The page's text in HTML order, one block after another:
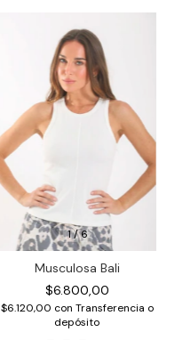
1/6
Musculosa Bali
$6.800,00
$6.120,00 con Transferencia o
depósito